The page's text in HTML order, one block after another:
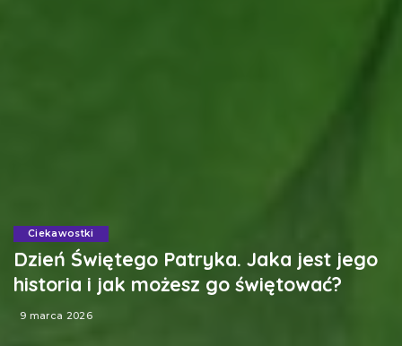
Ciekawostki
Dzień Świętego Patryka. Jaka jest jego
historia i jak możesz go świętować?
9 marca 2026